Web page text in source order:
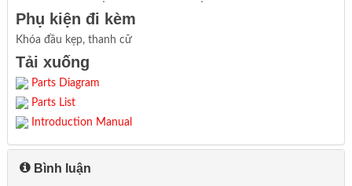
Phụ kiện đi kèm
Khóa đầu kẹp, thanh cữ
Tải xuống
Parts Diagram
Parts List
Introduction Manual
Bình luận